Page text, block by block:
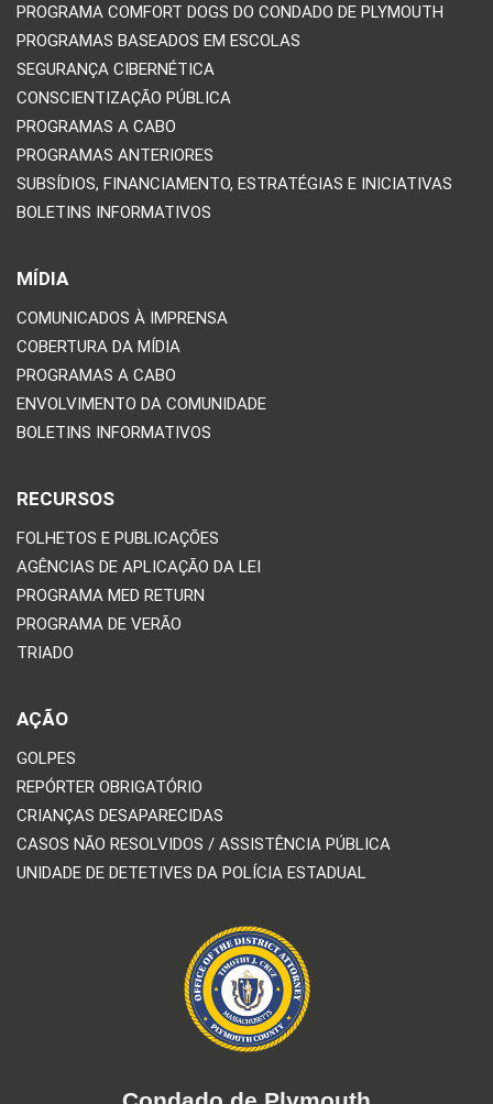
PROGRAMA COMFORT DOGS DO CONDADO DE PLYMOUTH
PROGRAMAS BASEADOS EM ESCOLAS
SEGURANÇA CIBERNÉTICA
CONSCIENTIZAÇÃO PÚBLICA
PROGRAMAS A CABO
PROGRAMAS ANTERIORES
SUBSÍDIOS, FINANCIAMENTO, ESTRATÉGIAS E INICIATIVAS
BOLETINS INFORMATIVOS
MÍDIA
COMUNICADOS À IMPRENSA
COBERTURA DA MÍDIA
PROGRAMAS A CABO
ENVOLVIMENTO DA COMUNIDADE
BOLETINS INFORMATIVOS
RECURSOS
FOLHETOS E PUBLICAÇÕES
AGÊNCIAS DE APLICAÇÃO DA LEI
PROGRAMA MED RETURN
PROGRAMA DE VERÃO
TRIADO
AÇÃO
GOLPES
REPÓRTER OBRIGATÓRIO
CRIANÇAS DESAPARECIDAS
CASOS NÃO RESOLVIDOS / ASSISTÊNCIA PÚBLICA
UNIDADE DE DETETIVES DA POLÍCIA ESTADUAL